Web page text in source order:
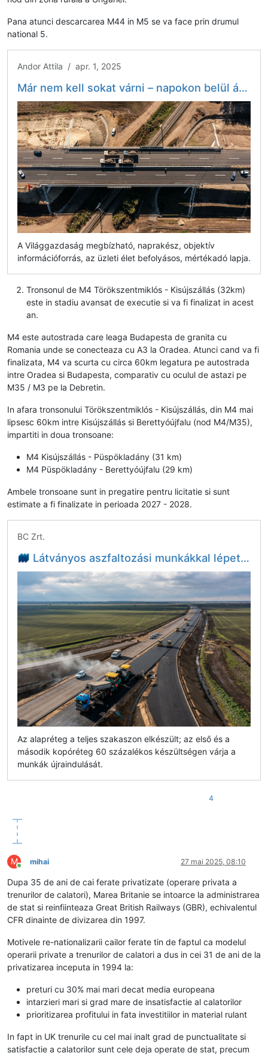
Pana atunci descarcarea M44 in M5 se va face prin drumul
national 5.
Andor Attila / apr. 1, 2025
Már nem kell sokat várni – napokon belül átadják az M44-es zárószakaszát - Világgazdaság
A Világgazdaság megbízható, naprakész, objektív
információforrás, az üzleti élet befolyásos, mértékadó lapja.
Tronsonul de M4 Törökszentmiklós - Kisújszállás (32km)
este in stadiu avansat de executie si va fi finalizat in acest
an.
M4 este autostrada care leaga Budapesta de granita cu
Romania unde se conecteaza cu A3 la Oradea. Atunci cand va fi
finalizata, M4 va scurta cu circa 60km legatura pe autostrada
intre Oradea si Budapesta, comparativ cu oculul de astazi pe
M35 / M3 pe la Debretin.
In afara tronsonului Törökszentmiklós - Kisújszállás, din M4 mai
lipsesc 60km intre Kisújszállás si Berettyóújfalu (nod M4/M35),
impartiti in doua tronsoane:
M4 Kisújszállás - Püspökladány (31 km)
M4 Püspökladány - Berettyóújfalu (29 km)
Ambele tronsoane sunt in pregatire pentru licitatie si sunt
estimate a fi finalizate in perioada 2027 - 2028.
BC Zrt.
Látványos aszfaltozási munkákkal lépett előre az M4-es gyorsforgalmi út projektje - videó
Az alapréteg a teljes szakaszon elkészült; az első és a
második kopóréteg 60 százalékos készültségen várja a
munkák újraindulását.
4
M
Conectat
mihai 27 mai 2025, 08:10
Dupa 35 de ani de cai ferate privatizate (operare privata a
trenurilor de calatori), Marea Britanie se intoarce la administrarea
de stat si reinfiinteaza Great British Railways (GBR), echivalentul
CFR dinainte de divizarea din 1997.
Motivele re-nationalizarii cailor ferate tin de faptul ca modelul
operarii private a trenurilor de calatori a dus in cei 31 de ani de la
privatizarea inceputa in 1994 la:
preturi cu 30% mai mari decat media europeana
intarzieri mari si grad mare de insatisfactie al calatorilor
prioritizarea profitului in fata investitiilor in material rulant
In fapt in UK trenurile cu cel mai inalt grad de punctualitate si
satisfactie a calatorilor sunt cele deja operate de stat, precum